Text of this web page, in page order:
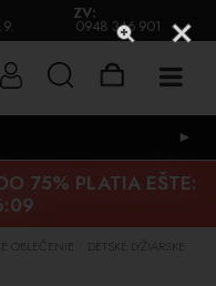
ZV:
0948 346 901
►
75% PLATIA EŠTE:
OBLEČENIE
DETSKÉ LYŽIARSKE